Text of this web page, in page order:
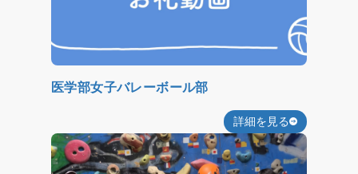
医学部女子バレーボール部
詳細を見る